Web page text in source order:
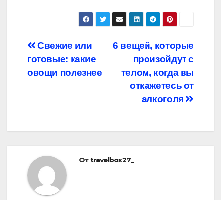
Навигация
по
6 вещей, которые
произойдут с
телом, когда вы
откажетесь от
алкоголя
Свежие или
готовые: какие
овощи полезнее
Отtravelbox27_